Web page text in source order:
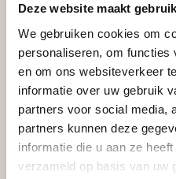
Deze website maakt
We gebruiken cookies om
personaliseren, om functies
en om ons websiteverkeer
informatie over uw gebruik
partners voor social media,
partners kunnen deze
informatie die u aan ze
verzameld op basis van uw
NMC
NMC Adefix
HOMESTAR
Homestar SET
en Verstekbak
VERSTEKBAK)
Op voorraad